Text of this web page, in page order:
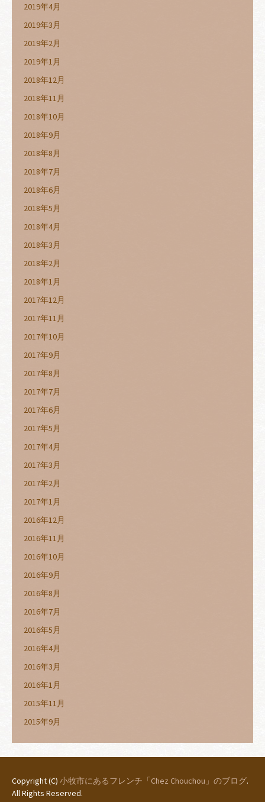
2019年4月
2019年3月
2019年2月
2019年1月
2018年12月
2018年11月
2018年10月
2018年9月
2018年8月
2018年7月
2018年6月
2018年5月
2018年4月
2018年3月
2018年2月
2018年1月
2017年12月
2017年11月
2017年10月
2017年9月
2017年8月
2017年7月
2017年6月
2017年5月
2017年4月
2017年3月
2017年2月
2017年1月
2016年12月
2016年11月
2016年10月
2016年9月
2016年8月
2016年7月
2016年5月
2016年4月
2016年3月
2016年1月
2015年11月
2015年9月
Copyright (C) 小牧市にあるフレンチ「Chez Chouchou」のブログ.
All Rights Reserved.